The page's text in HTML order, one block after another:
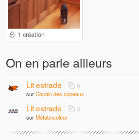
1 création
On en parle ailleurs
Lit estrade 9
surCopain des copeaux
Lit estrade 3
surMétabricoleur